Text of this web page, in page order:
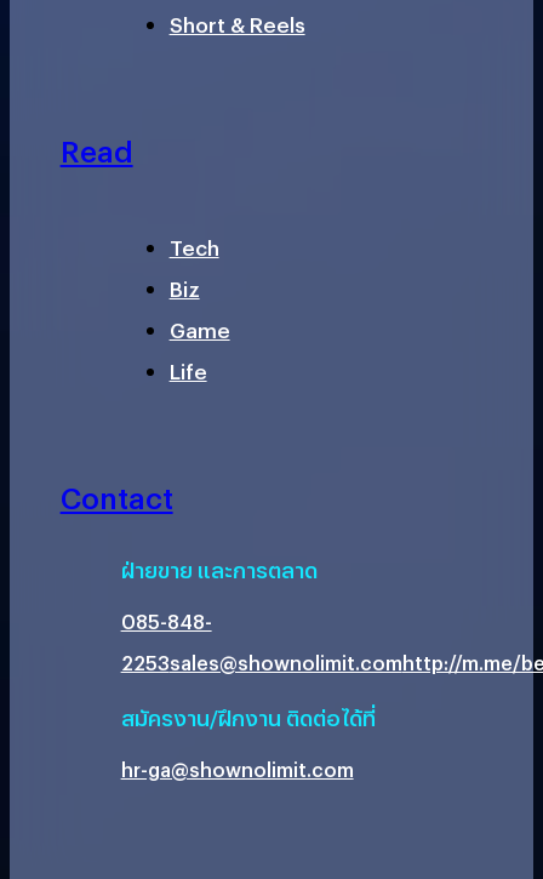
Short & Reels
Read
Tech
Biz
Game
Life
Contact
ฝ่ายขาย และการตลาด
085-848-
2253sales@shownolimit.comhttp://m.me/
สมัครงาน/ฝึกงาน ติดต่อได้ที่
hr-ga@shownolimit.com